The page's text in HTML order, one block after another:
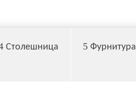
Столешница 5Фурнитура